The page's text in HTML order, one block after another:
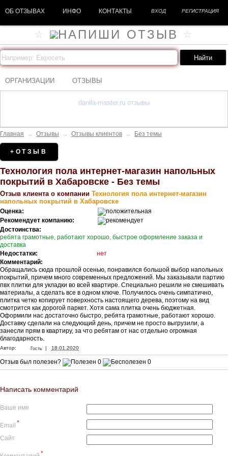
ОБ ОТЗЫВАХ ИНФО КОНТАКТЫ ВХОД РЕГИСТРАЦИЯ
ОРГАНИЗАЦИИ ОТЗЫВЫ
danila-master.ru отзывы
Главная → Отзывы → Отзывы клиентов → Без темы
+ОТЗЫВ
Технология пола интернет-магазин напольных
покрытий в Хабаровске - Без темы
Отзыв клиента о компании Технология пола интернет-магазин
напольных покрытий в Хабаровске
Оценка:
Рекомендует компанию:
Достоинства:
ребята грамотные, работают хорошо, быстрое оформление заказа и
доставка
Недостатки:
нет
Комментарий:
Обращались сюда прошлой осенью, понравился большой выбор напольных
покрытий, причем много современных предложений. Мы заказывали партию
пвх плитки для укладки во всей квартире. Специально решили не смешивать
материалы, а сделать все в одном ключе. Получилось очень симпатично,
плитка четко копирует поверхность настоящего дерева, поэтому на вид
смотрится как дорогой паркет. Хотя сама плитка очень бюджетная.
Оформили нас достаточно быстро, ребята грамотные, работают хорошо.
Доставку сделали на следующий день, причем не просто выгрузили, а
занесли прям в квартиру, за что ребятам от нас отдельно огромная
благодарность.
Автор: Гость | 18.01.2020
Отзыв был полезен? 0 0
Написать комментарий
Ваше имя
Email *
Сайт
*